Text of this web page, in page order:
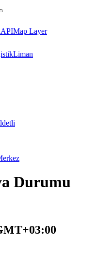
APIMap Layer
Liman
Durumu